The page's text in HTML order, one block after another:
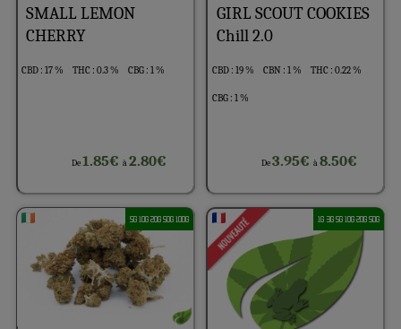
SMALL LEMON
CHERRY
CBD : 17 % THC : 0.3 % CBG : 1 %
De1.85€à2.80€
GIRL SCOUT COOKIES
Chill 2.0
CBD : 19 % CBN : 1 % THC : 0.22 %
CBG : 1 %
De3.95€ à8.50€
5G 10G 20G 50G 100G 1G 3G 5G 10G 20G 50G